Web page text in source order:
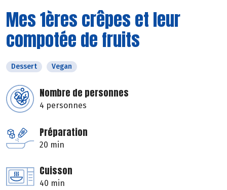
Mes 1ères crêpes et leur
compotée de fruits
Dessert Vegan
Nombre de personnes
4 personnes
Préparation
20 min
Cuisson
40 min